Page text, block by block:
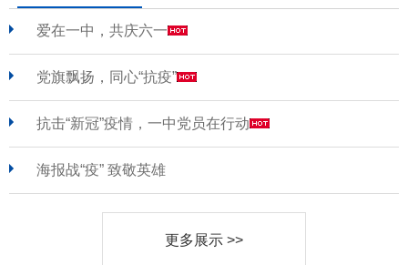
爱在一中，共庆六一
党旗飘扬，同心“抗疫”
抗击“新冠”疫情，一中党员在行动
海报战“疫” 致敬英雄
更多展示 >>